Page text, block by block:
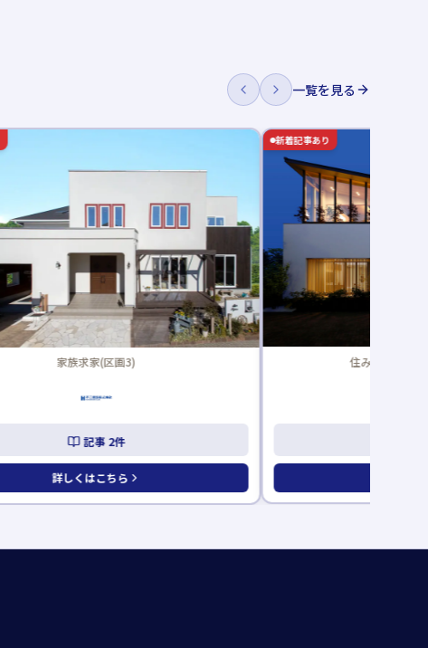
一覧を見る
家族求家(区画3)
記事 2件
詳しくはこちら
新着記事あり
住みごこちの